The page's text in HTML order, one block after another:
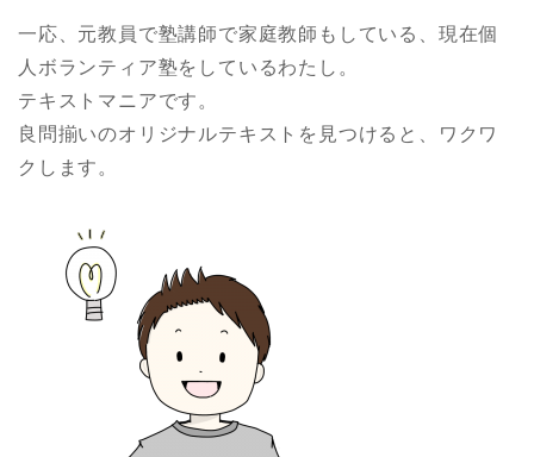
一応、元教員で塾講師で家庭教師もしている、現在個
人ボランティア塾をしているわたし。
テキストマニアです。
良問揃いのオリジナルテキストを見つけると、ワクワ
クします。